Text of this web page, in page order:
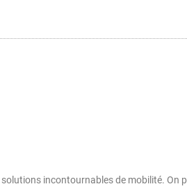
incontournables de mobilité. On